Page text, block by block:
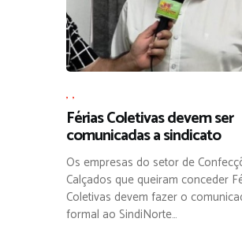
, ,
Férias Coletivas devem ser
comunicadas a sindicato
Os empresas do setor de
Calçados que queiram conceder
Coletivas devem fazer o
formal ao SindiNorte…